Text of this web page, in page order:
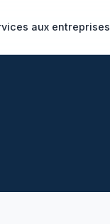
aux entreprises